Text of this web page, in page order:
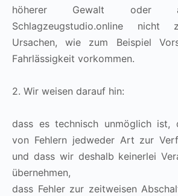
höherer Gewalt oder
Schlagzeugstudio.online nicht
Ursachen, wie zum Beispiel
Fahrlässigkeit vorkommen.
2. Wir weisen darauf hin:
dass es technisch unmöglich ist,
von Fehlern jedweder Art zur
und dass wir deshalb keinerlei
übernehmen,
dass Fehler zur zeitweisen